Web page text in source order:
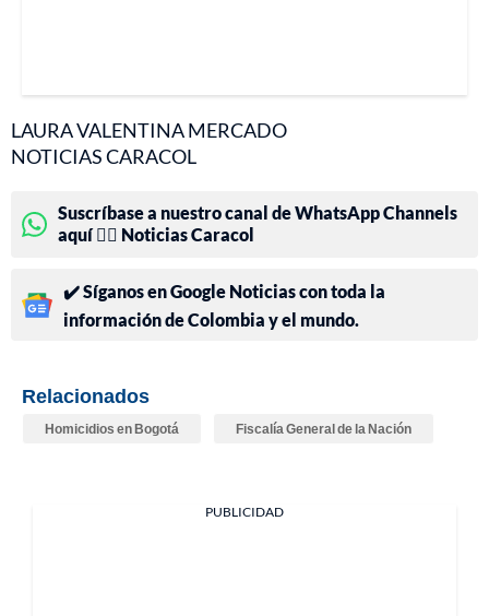
LAURA VALENTINA MERCADO
NOTICIAS CARACOL
Suscríbase a nuestro canal de WhatsApp Channels
aquí 👉🏻 Noticias Caracol
✔️ Síganos en Google Noticias con toda la
información de Colombia y el mundo.
Relacionados
Homicidios en Bogotá Fiscalía General de la Nación
PUBLICIDAD